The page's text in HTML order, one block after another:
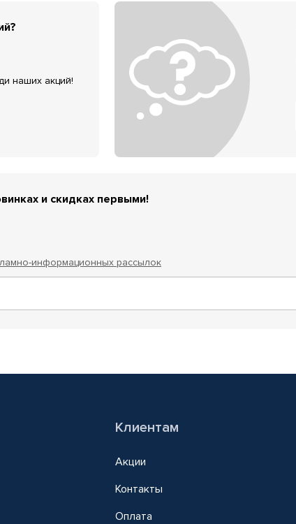
наших акций!
и скидках первыми!
информационных рассылок
Клиентам
Акции
Контакты
Оплата